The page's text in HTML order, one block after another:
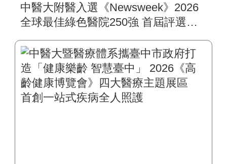
中醫大附醫入選《Newsweek》2026
全球最佳綠色醫院250強 首屆評選即
標居臺灣最佳